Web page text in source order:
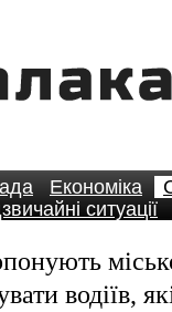
Економіка
ситуації
водіїв,